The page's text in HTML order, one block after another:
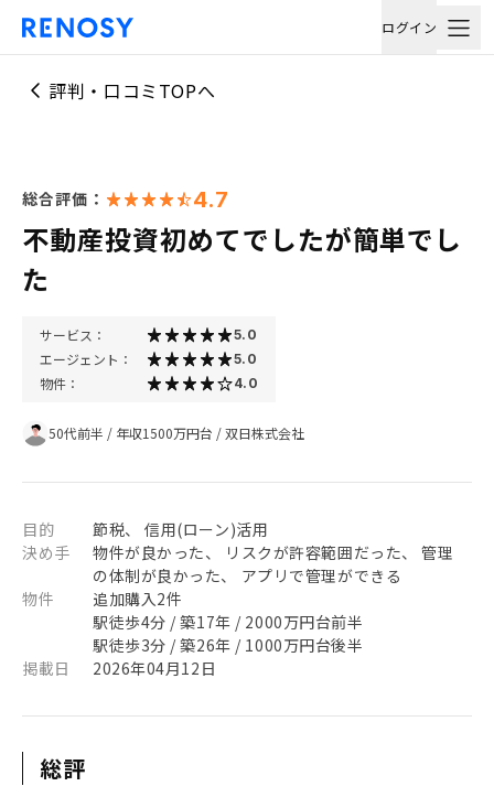
ログイン
評判・口コミTOPへ
総合評価： 4.7
不動産投資初めてでしたが簡単でし
た
サービス： 5.0
エージェント： 5.0
物件： 4.0
50代前半 / 年収1500万円台 /双日株式会社
目的
節税、 信用(ローン)活用
決め手
物件が良かった、 リスクが許容範囲だった、 管理
の体制が良かった、 アプリで管理ができる
物件
追加購入2件
駅徒歩4分 / 築17年 / 2000万円台前半
駅徒歩3分 / 築26年 / 1000万円台後半
掲載日
2026年04月12日
総評